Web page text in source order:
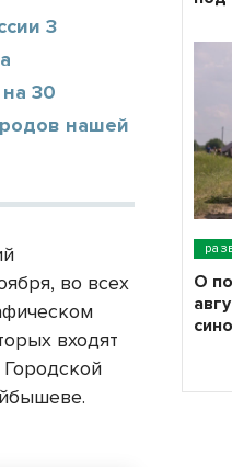
3
30
нашей
во всех
входят
О